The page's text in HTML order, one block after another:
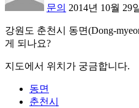
문의 2014년 10월 29
강원도 춘천시 동면(Dong-
게 되나요?
지도에서 위치가 궁금합니다.
동면
춘천시